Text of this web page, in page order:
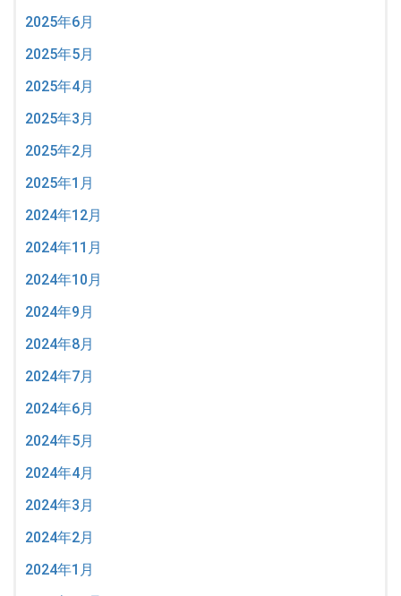
2025年6月
2025年5月
2025年4月
2025年3月
2025年2月
2025年1月
2024年12月
2024年11月
2024年10月
2024年9月
2024年8月
2024年7月
2024年6月
2024年5月
2024年4月
2024年3月
2024年2月
2024年1月